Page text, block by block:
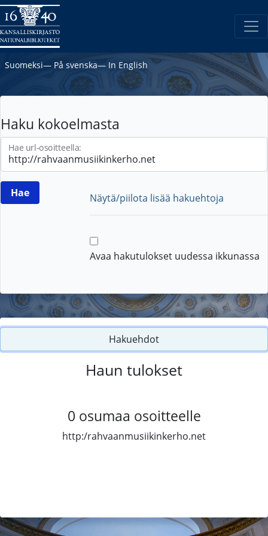
Suomeksi― På svenska― In English
Haku kokoelmasta
Hae url-osoitteella:
Näytä/piilota lisää hakuehtoja
Avaa hakutulokset uudessa ikkunassa
Hakuehdot
Haun tulokset
0 osumaa osoitteelle
http:/rahvaanmusiikinkerho.net